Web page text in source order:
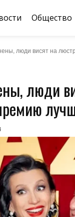
Общество
люди висят на
люди